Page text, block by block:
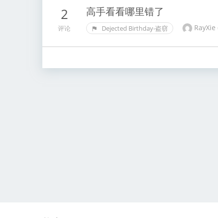
2
评论
高手看看哪里错了
Dejected Birthday-盗窃 RayXie